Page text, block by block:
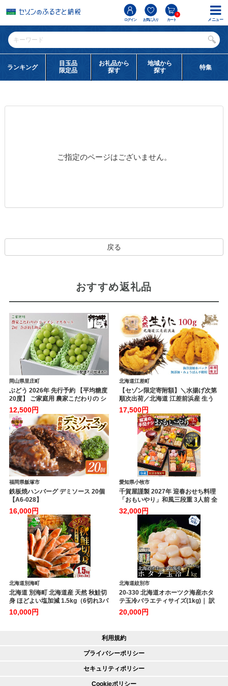
ログイン お気に入り カート
0
ランキング
目玉品
限定品
お礼品から
探す
地域から
探す
特集
ご指定のページはございません。
戻る
おすすめ返礼品
岡山県里庄町
ぶどう 2026年 先行予約 【平均糖度
20度】 ご家庭用 農家こだわりの シ
ャイン マスカット 2房 合計約1.0kg
ブドウ 葡萄 岡山県産 国産 フルーツ
果物 【 Nini farm 農家 直送 】
12,500円
北海道江差町
【セゾン限定寄附額】＼水揚げ次第
順次出荷／北海道 江差前浜産 生う
に 100g【天然・無添加・みょうば
ん不使用】令和8年 江差産キタム
ラサキウニ 日本海熊石産海洋深層
水 塩水ウニ 素材を生かした自然
の味 国産うに 雲丹 100グラム
パック個包装
17,500円
福岡県飯塚市
鉄板焼ハンバーグ デミソース 20個
【A6-028】
16,000円
愛知県小牧市
千賀屋謹製 2027年 迎春おせち料理
「おもいやり」和風三段重 3人前 全
38品 冷蔵 おせち料理 年内配送 お節
冷蔵おせち 人気 [035S02]
32,000円
北海道別海町
北海道 別海町 北海道産 天然 秋鮭切
身 ほどよい塩加減 1.5kg（6切れ3パ
ック）【MT000TS00】
10,000円
北海道紋別市
20-330 北海道オホーツク海産ホタ
テ玉冷バラエティサイズ(1kg)｜ 訳
あり サイズ不揃い
20,000円
利用規約
プライバシーポリシー
セキュリティポリシー
Cookieポリシー
メニュー